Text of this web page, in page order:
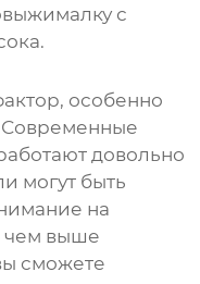
с
особенно
Современные
довольно
могут быть
на
чем выше
сможете